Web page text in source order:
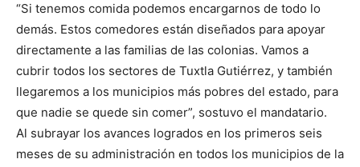
“Si tenemos comida podemos encargarnos de todo lo
demás. Estos comedores están diseñados para apoyar
directamente a las familias de las colonias. Vamos a
cubrir todos los sectores de Tuxtla Gutiérrez, y también
llegaremos a los municipios más pobres del estado, para
que nadie se quede sin comer”, sostuvo el mandatario.
Al subrayar los avances logrados en los primeros seis
meses de su administración en todos los municipios de la